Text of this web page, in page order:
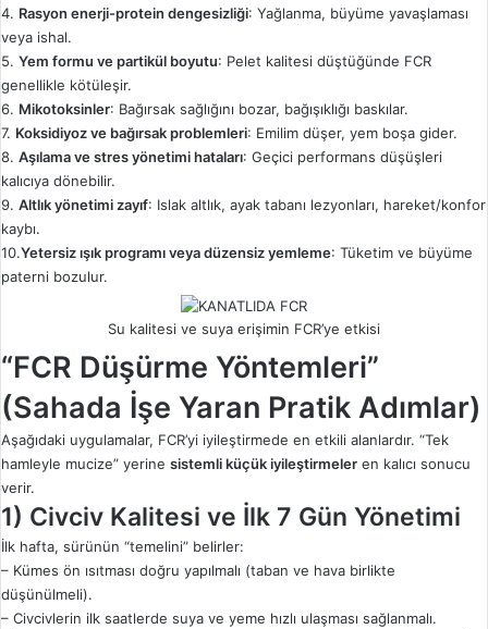
4. Rasyon enerji-protein dengesizliği: Yağlanma, büyüme yavaşlaması
veya ishal.
5. Yem formu ve partikül boyutu: Pelet kalitesi düştüğünde FCR
genellikle kötüleşir.
6. Mikotoksinler: Bağırsak sağlığını bozar, bağışıklığı baskılar.
7. Koksidiyoz ve bağırsak problemleri: Emilim düşer, yem boşa gider.
8. Aşılama ve stres yönetimi hataları: Geçici performans düşüşleri
kalıcıya dönebilir.
9. Altlık yönetimi zayıf: Islak altlık, ayak tabanı lezyonları, hareket/konfor
kaybı.
10.Yetersiz ışık programı veya düzensiz yemleme: Tüketim ve büyüme
paterni bozulur.
Su kalitesi ve suya erişimin FCR’ye etkisi
“FCR Düşürme Yöntemleri”
(Sahada İşe Yaran Pratik Adımlar)
Aşağıdaki uygulamalar, FCR’yi iyileştirmede en etkili alanlardır. “Tek
hamleyle mucize” yerine sistemli küçük iyileştirmeler en kalıcı sonucu
verir.
1) Civciv Kalitesi ve İlk 7 Gün Yönetimi
İlk hafta, sürünün “temelini” belirler:
– Kümes ön ısıtması doğru yapılmalı (taban ve hava birlikte
düşünülmeli).
– Civcivlerin ilk saatlerde suya ve yeme hızlı ulaşması sağlanmalı.